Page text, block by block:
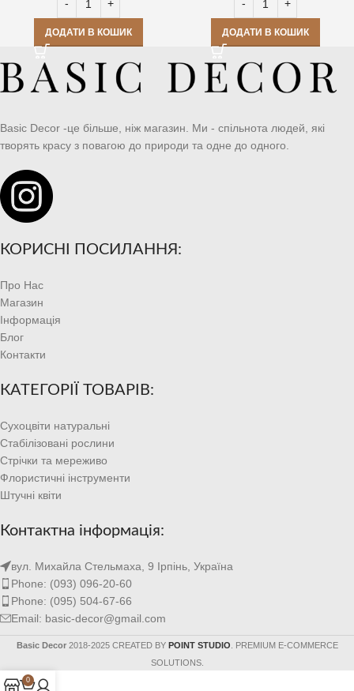
ДОДАТИ В КОШИК ДОДАТИ В КОШИК
Basic Decor -це більше, ніж магазин. Ми - спільнота людей, які
творять красу з повагою до природи та одне до одного.
КОРИСНІ ПОСИЛАННЯ:
Про Нас
Магазин
Інформація
Блог
Контакти
КАТЕГОРІЇ ТОВАРІВ:
Сухоцвіти натуральні
Стабілізовані рослини
Стрічки та мереживо
Флористичні інструменти
Штучні квіти
Контактна інформація:
вул. Михайла Стельмаха, 9 Ірпінь, Україна
Phone: (093) 096-20-60
Phone: (095) 504-67-66
Email: basic-decor@gmail.com
Basic Decor 2018-2025 CREATED BY POINT STUDIO . PREMIUM E-COMMERCE
SOLUTIONS.
0